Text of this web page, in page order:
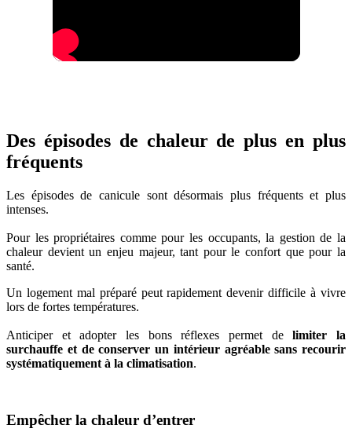
Des épisodes de chaleur de plus en plus
fréquents
Les épisodes de canicule sont désormais plus fréquents et plus
intenses.
Pour les propriétaires comme pour les occupants, la gestion de la
chaleur devient un enjeu majeur, tant pour le confort que pour la
santé.
Un logement mal préparé peut rapidement devenir difficile à vivre
lors de fortes températures.
Anticiper et adopter les bons réflexes permet delimiter la
surchauffe et de conserver un intérieur agréable sans recourir
systématiquement à la climatisation.
Empêcher la chaleur d’entrer